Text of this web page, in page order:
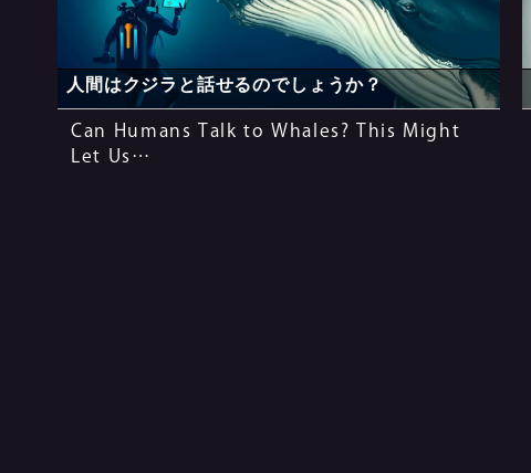
人間はクジラと話せるのでしょうか？
Can Humans Talk to Whales? This Might
Let Us…